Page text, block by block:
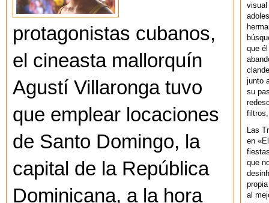
protagonistas cubanos,
el cineasta mallorquín
Agustí Villaronga tuvo
que emplear locaciones
de Santo Domingo, la
capital de la República
Dominicana, a la hora
visual
que
junto
su
filtros,
Las
en
que
al